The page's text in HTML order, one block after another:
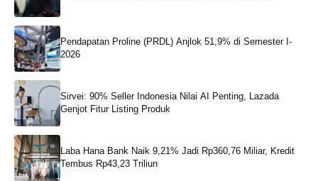
Pendapatan Proline (PRDL) Anjlok 51,9% di Semester I-
2026
Sirvei: 90% Seller Indonesia Nilai AI Penting, Lazada
Genjot Fitur Listing Produk
Laba Hana Bank Naik 9,21% Jadi Rp360,76 Miliar, Kredit
Tembus Rp43,23 Triliun